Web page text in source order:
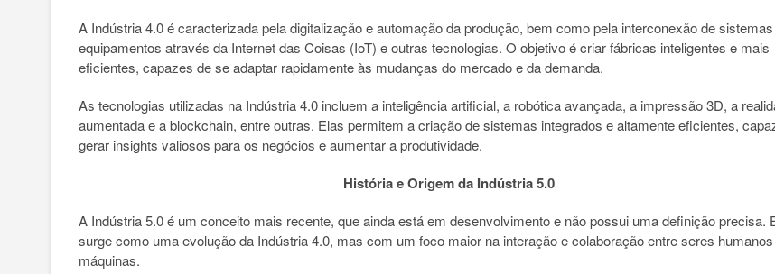
A Indústria 4.0 é caracterizada pela digitalização e automação da produção, bem como pela interconexão de
equipamentos através da Internet das Coisas (IoT) e outras tecnologias. O objetivo é criar fábricas inteligentes e mais
eficientes, capazes de se adaptar rapidamente às mudanças do mercado e da demanda.
As tecnologias utilizadas na Indústria 4.0 incluem a inteligência artificial, a robótica avançada, a impressão 3D, a
aumentada e a blockchain, entre outras. Elas permitem a criação de sistemas integrados e altamente eficientes,
gerar insights valiosos para os negócios e aumentar a produtividade.
História e Origem da Indústria 5.0
A Indústria 5.0 é um conceito mais recente, que ainda está em desenvolvimento e não possui uma definição precisa.
surge como uma evolução da Indústria 4.0, mas com um foco maior na interação e colaboração entre seres
máquinas.